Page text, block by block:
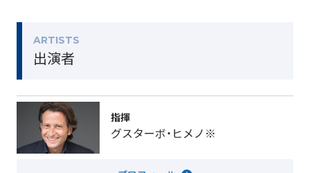
は間違いありません。
（室田尚子／音楽評論家）
ARTISTS
出演者
指揮
グスターボ・ヒメノ※